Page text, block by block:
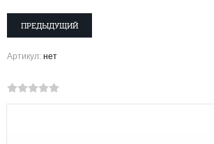
ПРЕДЫДУЩИЙ
Артикул: нет